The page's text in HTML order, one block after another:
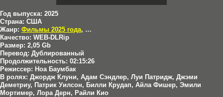
Год выпуска: 2025
Страна: США
Жанр: Фильмы 2025 года, Драмы
Качество: WEB-DLRip
Размер: 2,05 Gb
Перевод: Дублированный
Продолжительность: 02:15:26
Режиссер: Ноа Баумбак
В ролях: Джордж Клуни, Адам Сэндлер, Луи Патридж, Джэми
Деметриу, Патрик Уилсон, Билли Крудап, Айла Фишер, Эмили
Мортимер, Лора Дерн, Райли Кио